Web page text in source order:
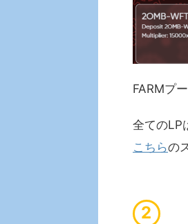
FARMプ
全てのLP
こちらの